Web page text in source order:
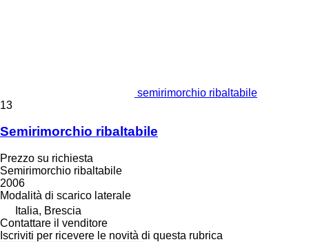
semirimorchio ribaltabile
13
Semirimorchio ribaltabile
Prezzo su richiesta
Semirimorchio ribaltabile
2006
Modalità di scarico laterale
Italia, Brescia
Contattare il venditore
Iscriviti per ricevere le novità di questa rubrica